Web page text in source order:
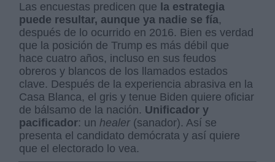
Las encuestas predicen que la estrategia
puede resultar, aunque ya nadie se fía,
después de lo ocurrido en 2016. Bien es verdad
que la posición de Trump es más débil que
hace cuatro años, incluso en sus feudos
obreros y blancos de los llamados estados
clave. Después de la experiencia abrasiva en la
Casa Blanca, el gris y tenue Biden quiere oficiar
de bálsamo de la nación. Unificador y
pacificador: unhealer (sanador). Así se
presenta el candidato demócrata y así quiere
que el electorado lo vea.